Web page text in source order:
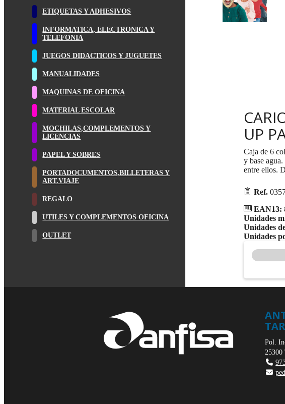
ETIQUETAS Y ADHESIVOS
INFORMATICA, ELECTRONICA Y
TELEFONIA
JUEGOS DIDACTICOS Y JUGUETES
MANUALIDADES
MAQUINAS DE OFICINA
MATERIAL ESCOLAR
MOCHILAS,COMPLEMENTOS Y
LICENCIAS
PAPEL Y SOBRES
PORTADOCUMENTOS,BILLETERAS Y
ART.VIAJE
REGALO
UTILES Y COMPLEMENTOS OFICINA
OUTLET
UP
Caja de 6
y base
entre ellos.
Ref.
EAN13:
Unidades
Unidades
Unidades
Pol.
25300